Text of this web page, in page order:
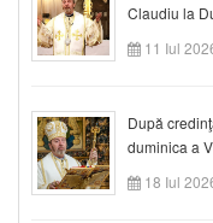
Claudiu la
11 Iul
După
duminica a
18 Iul